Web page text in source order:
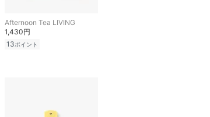
Afternoon Tea LIVING
1,430円
13ポイント